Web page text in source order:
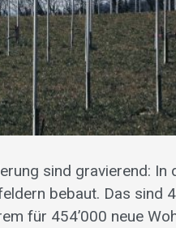
sind gravierend: In
bebaut. Das sind
für 454’000 neue